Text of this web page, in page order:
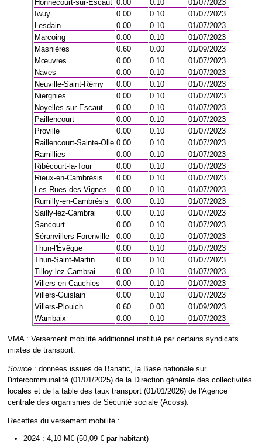
Honnecourt-sur-Escaut 0.00 0.10
01/07/2023
Iwuy
0.00 0.10
01/07/2023
Lesdain
0.00 0.10
01/07/2023
Marcoing
0.00 0.10
01/07/2023
Masnières
0.60 0.00
01/09/2023
Mœuvres
0.00 0.10
01/07/2023
Naves
0.00 0.10
01/07/2023
Neuville-Saint-Rémy
0.00 0.10
01/07/2023
Niergnies
0.00 0.10
01/07/2023
Noyelles-sur-Escaut
0.00 0.10
01/07/2023
Paillencourt
0.00 0.10
01/07/2023
Proville
0.00 0.10
01/07/2023
Raillencourt-Sainte-Olle 0.00 0.10
01/07/2023
Ramillies
0.00 0.10
01/07/2023
Ribécourt-la-Tour
0.00 0.10
01/07/2023
Rieux-en-Cambrésis
0.00 0.10
01/07/2023
Les Rues-des-Vignes
0.00 0.10
01/07/2023
Rumilly-en-Cambrésis
0.00 0.10
01/07/2023
Sailly-lez-Cambrai
0.00 0.10
01/07/2023
Sancourt
0.00 0.10
01/07/2023
Séranvillers-Forenville
0.00 0.10
01/07/2023
Thun-l'Évêque
0.00 0.10
01/07/2023
Thun-Saint-Martin
0.00 0.10
01/07/2023
Tilloy-lez-Cambrai
0.00 0.10
01/07/2023
Villers-en-Cauchies
0.00 0.10
01/07/2023
Villers-Guislain
0.00 0.10
01/07/2023
Villers-Plouich
0.60 0.00
01/09/2023
Wambaix
0.00 0.10 01/07/2023
VMA : Versement mobilité additionnel institué par certains syndicats
mixtes de transport.
Source : données issues de Banatic, la Base nationale sur
l'intercommunalité (01/01/2025) de la Direction générale des collectivités
locales et de la table des taux transport (01/01/2026) de l'Agence
centrale des organismes de Sécurité sociale (Acoss).
Recettes du versement mobilité :
2024 : 4,10 M€ (50,09 € par habitant)